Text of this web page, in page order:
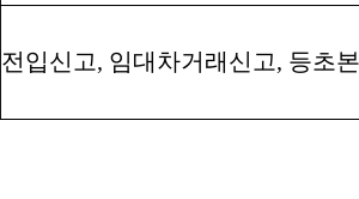
전입신고, 임대차거래신고, 등초